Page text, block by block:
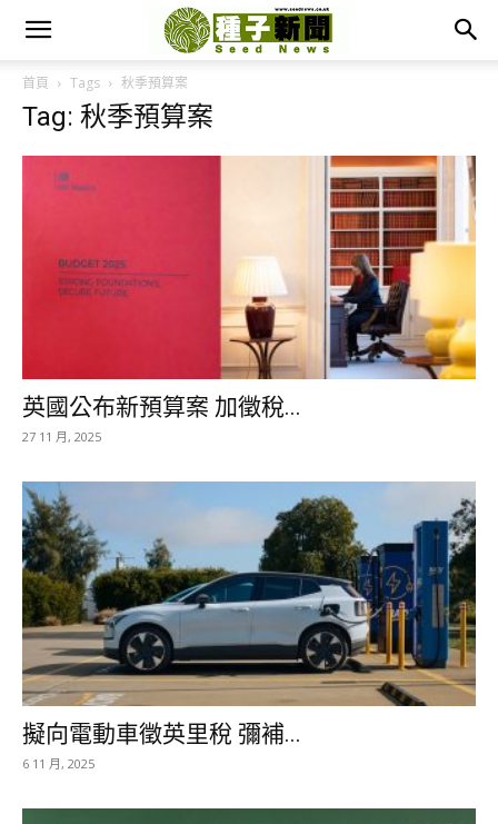
首頁 Tags 秋季預算案
Tag: 秋季預算案
英國公布新預算案 加徵稅...
27 11 月, 2025
擬向電動車徵英里稅 彌補...
6 11 月, 2025